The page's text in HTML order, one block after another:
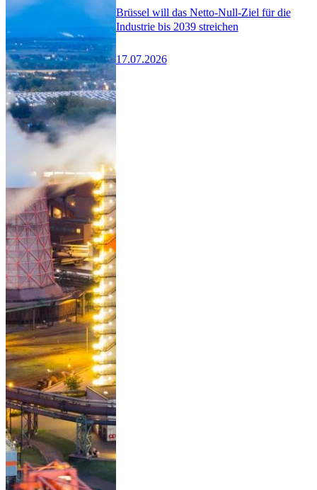
Brüssel will das Netto-Null-Ziel für die
Industrie bis 2039 streichen
17.07.2026